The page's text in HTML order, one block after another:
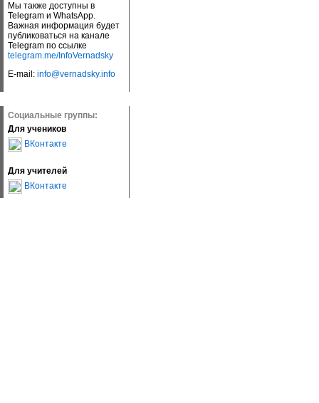
Мы также доступны в
Telegram и WhatsApp.
Важная информация будет
публиковаться на канале
Telegram по ссылке
telegram.me/InfoVernadsky
E-mail: info@vernadsky.info
Социальные группы:
Для учеников
ВКонтакте
Для учителей
ВКонтакте